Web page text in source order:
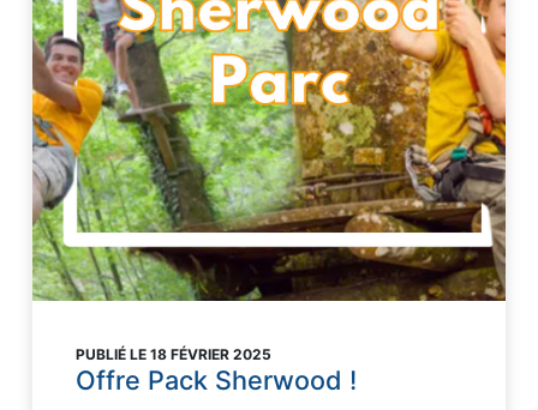
PUBLIÉ LE 18 FÉVRIER 2025
Offre Pack Sherwood !